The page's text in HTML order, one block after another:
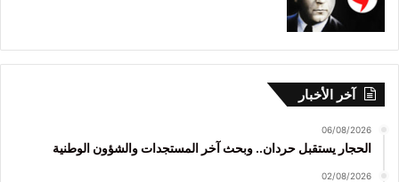
آخر الأخبار
06/08/2026
الحجار يستقبل حردان.. وبحث آخر المستجدات والشؤون الوطنية
02/08/2026